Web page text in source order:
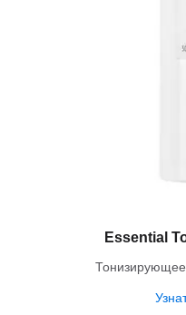
Essential
Тонизирующее